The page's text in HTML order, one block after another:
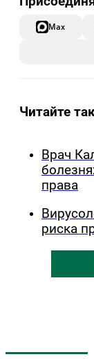
Max
Читайте
Врач
права
риска